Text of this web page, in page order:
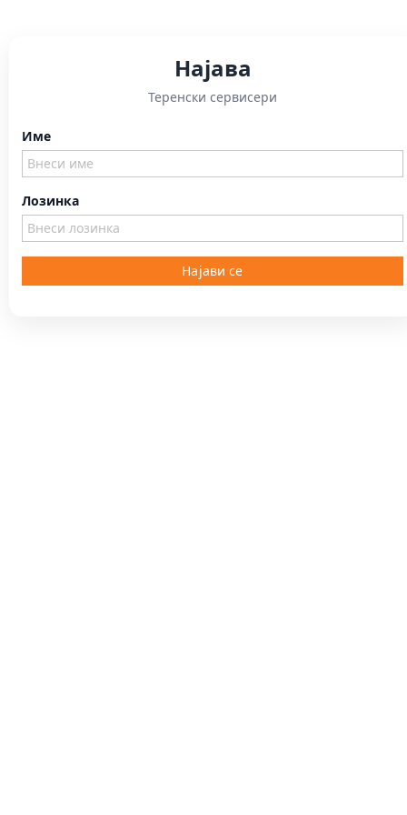
Најава
Теренски сервисери
Име
Лозинка
Најави се